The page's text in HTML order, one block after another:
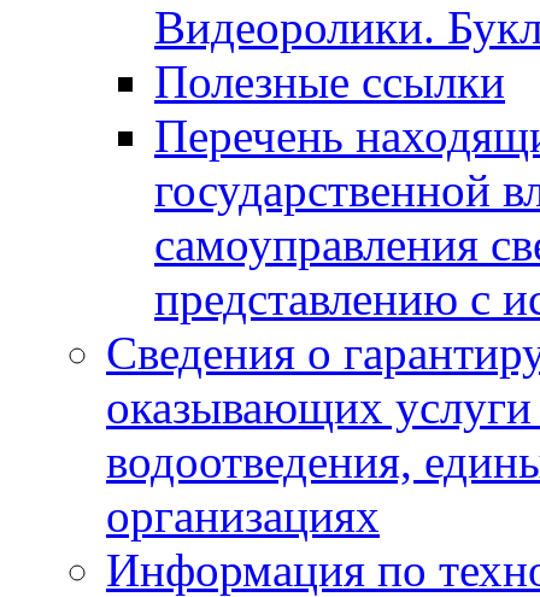
Видеоролики.
Полезные ссылки
Перечень
государственной
самоуправления
представлению с
Сведения о
оказывающих
водоотведения,
организациях
Информация по